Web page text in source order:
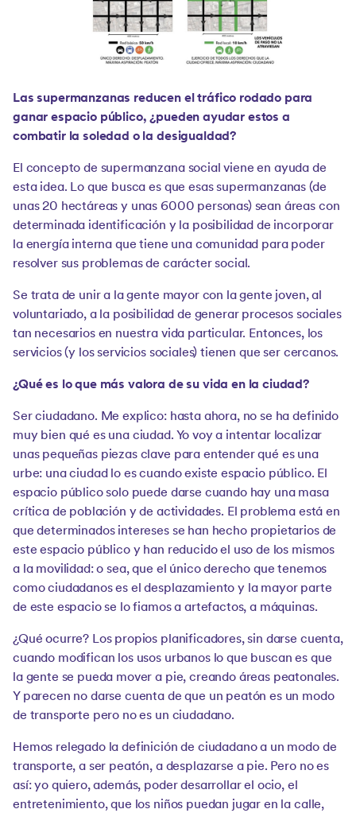
Las supermanzanas reducen el tráfico rodado para
ganar espacio público, ¿pueden ayudar estos a
combatir la soledad o la desigualdad?
El concepto de supermanzana social viene en ayuda de
esta idea. Lo que busca es que esas supermanzanas (de
unas 20 hectáreas y unas 6000 personas) sean áreas con
determinada identificación y la posibilidad de incorporar
la energía interna que tiene una comunidad para poder
resolver sus problemas de carácter social.
Se trata de unir a la gente mayor con la gente joven, al
voluntariado, a la posibilidad de generar procesos sociales
tan necesarios en nuestra vida particular. Entonces, los
servicios (y los servicios sociales) tienen que ser cercanos.
¿Qué es lo que más valora de su vida en la ciudad?
Ser ciudadano. Me explico: hasta ahora, no se ha definido
muy bien qué es una ciudad. Yo voy a intentar localizar
unas pequeñas piezas clave para entender qué es una
urbe: una ciudad lo es cuando existe espacio público. El
espacio público solo puede darse cuando hay una masa
crítica de población y de actividades. El problema está en
que determinados intereses se han hecho propietarios de
este espacio público y han reducido el uso de los mismos
a la movilidad: o sea, que el único derecho que tenemos
como ciudadanos es el desplazamiento y la mayor parte
de este espacio se lo fiamos a artefactos, a máquinas.
¿Qué ocurre? Los propios planificadores, sin darse cuenta,
cuando modifican los usos urbanos lo que buscan es que
la gente se pueda mover a pie, creando áreas peatonales.
Y parecen no darse cuenta de que un peatón es un modo
de transporte pero no es un ciudadano.
Hemos relegado la definición de ciudadano a un modo de
transporte, a ser peatón, a desplazarse a pie. Pero no es
así: yo quiero, además, poder desarrollar el ocio, el
entretenimiento, que los niños puedan jugar en la calle,